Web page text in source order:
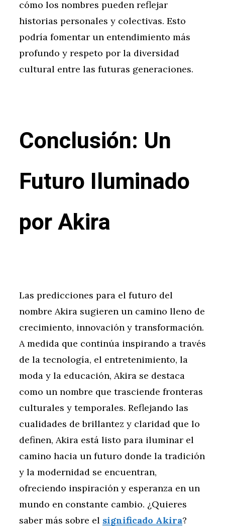
cómo los nombres pueden reflejar
historias personales y colectivas. Esto
podría fomentar un entendimiento más
profundo y respeto por la diversidad
cultural entre las futuras generaciones.
Conclusión: Un
Futuro Iluminado
por Akira
Las predicciones para el futuro del
nombre Akira sugieren un camino lleno de
crecimiento, innovación y transformación.
A medida que continúa inspirando a través
de la tecnología, el entretenimiento, la
moda y la educación, Akira se destaca
como un nombre que trasciende fronteras
culturales y temporales. Reflejando las
cualidades de brillantez y claridad que lo
definen, Akira está listo para iluminar el
camino hacia un futuro donde la tradición
y la modernidad se encuentran,
ofreciendo inspiración y esperanza en un
mundo en constante cambio. ¿Quieres
saber más sobre el significado Akira?